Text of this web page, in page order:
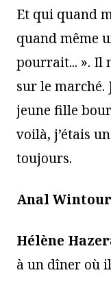
Et qui quand
quand même
pourrait... ». Il
sur le marché.
jeune fille
voilà, j’étais
toujours.
Anal Wintour
Hélène
à un dîner où